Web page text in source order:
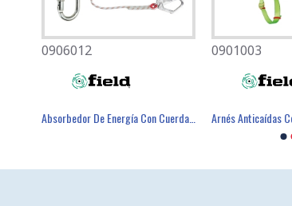
0906012
Absorbedor De Energía Con Cuerda En Y De 1,2 Metros. - FIELD
0901003
0501080
Mascarilla Desechable FFP2 Con Válvula - FIELD
0501082